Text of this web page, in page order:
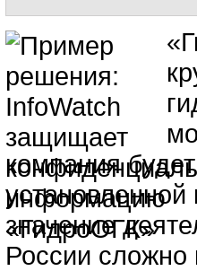
компания
значение
России сложно